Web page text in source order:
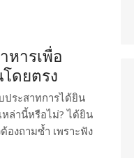
หารเพื่อ
ดยตรง
ระสาทการได้ยิน
หล่านี้หรือไม่? ได้ยิน
องถามซ้ำ เพราะฟัง